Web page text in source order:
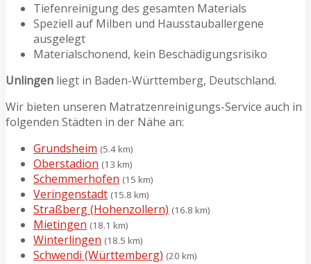
Tiefenreinigung des gesamten Materials
Speziell auf Milben und Hausstauballergene
ausgelegt
Materialschonend, kein Beschädigungsrisiko
Unlingen liegt in Baden-Württemberg, Deutschland.
Wir bieten unseren Matratzenreinigungs-Service auch in
folgenden Städten in der Nähe an:
Grundsheim (5.4 km)
Oberstadion (13 km)
Schemmerhofen (15 km)
Veringenstadt (15.8 km)
Straßberg (Hohenzollern) (16.8 km)
Mietingen (18.1 km)
Winterlingen (18.5 km)
Schwendi (Württemberg) (20 km)